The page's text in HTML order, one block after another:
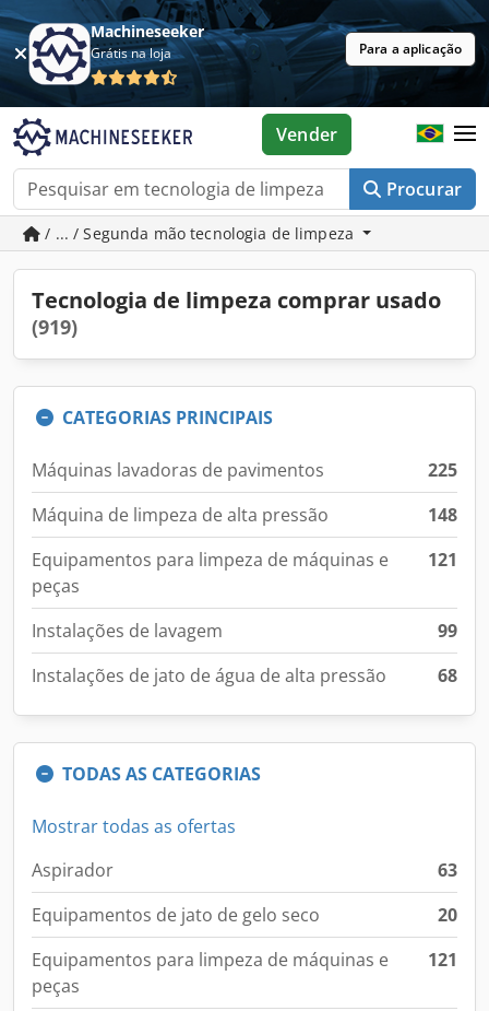
Machineseeker
Grátis na loja Para a aplicação
Procurar
Vender
/ ... / Segunda mão tecnologia de limpeza
Tecnologia de limpeza comprar usado
(919)
CATEGORIAS PRINCIPAIS
Máquinas lavadoras de pavimentos
225
Máquina de limpeza de alta pressão
148
Equipamentos para limpeza de máquinas e
peças
121
Instalações de lavagem
99
Instalações de jato de água de alta pressão
68
TODAS AS CATEGORIAS
Mostrar todas as ofertas
Aspirador
63
Equipamentos de jato de gelo seco
20
Equipamentos para limpeza de máquinas e
peças
121